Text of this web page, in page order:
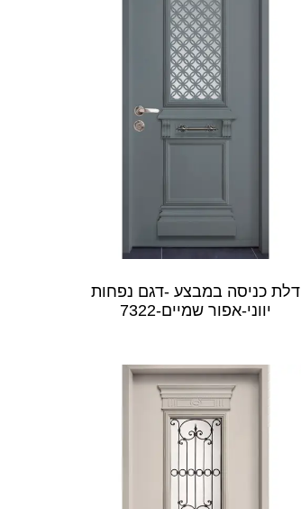
דלת כניסה במבצע -דגם נפחות
יווני-אפור שמיים-7322